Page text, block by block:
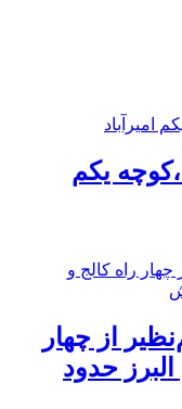
یکم
از چهار
حدود